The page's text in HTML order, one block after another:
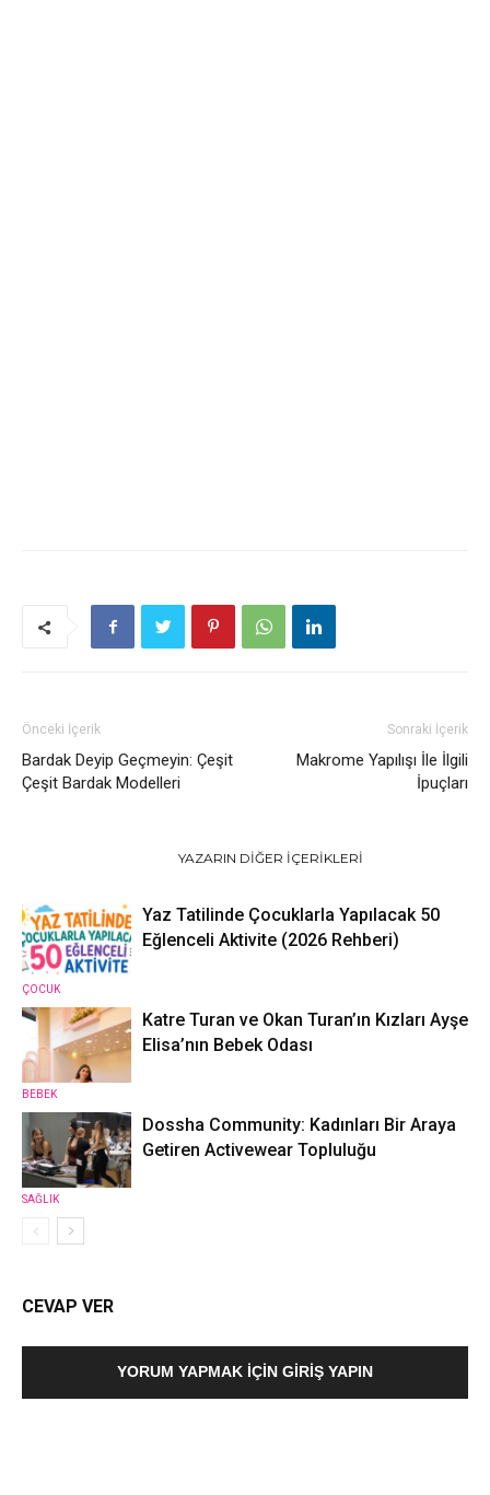
Önceki İçerik
Bardak Deyip Geçmeyin: Çeşit
Çeşit Bardak Modelleri
Sonraki İçerik
Makrome Yapılışı İle İlgili
İpuçları
YAZARIN DIĞER İÇERIKLERI
ÇOCUK
Yaz Tatilinde Çocuklarla Yapılacak 50
Eğlenceli Aktivite (2026 Rehberi)
BEBEK
Katre Turan ve Okan Turan’ın Kızları Ayşe
Elisa’nın Bebek Odası
SAĞLIK
Dossha Community: Kadınları Bir Araya
Getiren Activewear Topluluğu
CEVAP VER
YORUM YAPMAK İÇIN GIRIŞ YAPIN